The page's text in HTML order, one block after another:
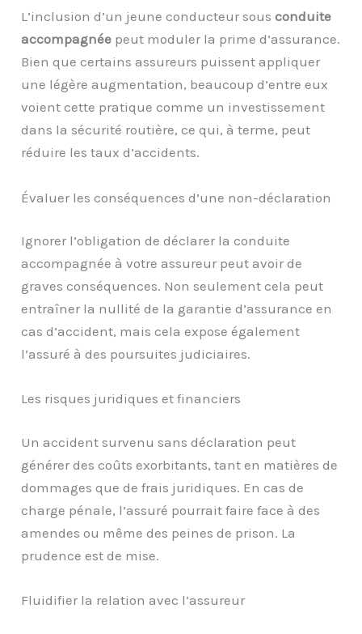
L’inclusion d’un jeune conducteur sousconduite
accompagnée peut moduler la prime d’assurance.
Bien que certains assureurs puissent appliquer
une légère augmentation, beaucoup d’entre eux
voient cette pratique comme un investissement
dans la sécurité routière, ce qui, à terme, peut
réduire les taux d’accidents.
Évaluer les conséquences d’une non-déclaration
Ignorer l’obligation de déclarer la conduite
accompagnée à votre assureur peut avoir de
graves conséquences. Non seulement cela peut
entraîner la nullité de la garantie d’assurance en
cas d’accident, mais cela expose également
l’assuré à des poursuites judiciaires.
Les risques juridiques et financiers
Un accident survenu sans déclaration peut
générer des coûts exorbitants, tant en matières de
dommages que de frais juridiques. En cas de
charge pénale, l’assuré pourrait faire face à des
amendes ou même des peines de prison. La
prudence est de mise.
Fluidifier la relation avec l’assureur